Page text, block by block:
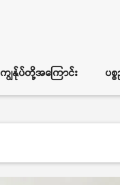
ကျွန်ုပ်တို့အကြောင်း ပစ္